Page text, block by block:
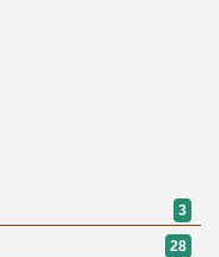
3
28